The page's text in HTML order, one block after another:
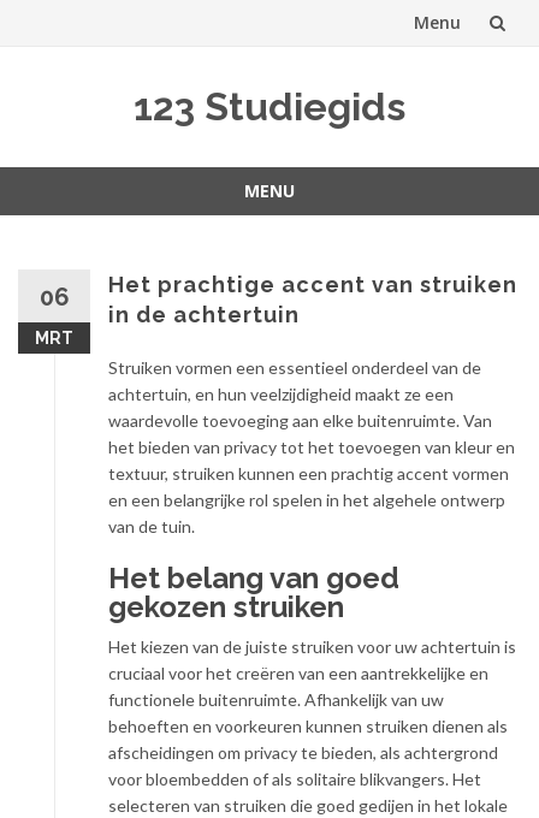
Menu
123 Studiegids
MENU
06
MRT
Het prachtige accent van struiken
in de achtertuin
Struiken vormen een essentieel onderdeel van de
achtertuin, en hun veelzijdigheid maakt ze een
waardevolle toevoeging aan elke buitenruimte. Van
het bieden van privacy tot het toevoegen van kleur en
textuur, struiken kunnen een prachtig accent vormen
en een belangrijke rol spelen in het algehele ontwerp
van de tuin.
Het belang van goed
gekozen struiken
Het kiezen van de juiste struiken voor uw achtertuin is
cruciaal voor het creëren van een aantrekkelijke en
functionele buitenruimte. Afhankelijk van uw
behoeften en voorkeuren kunnen struiken dienen als
afscheidingen om privacy te bieden, als achtergrond
voor bloembedden of als solitaire blikvangers. Het
selecteren van struiken die goed gedijen in het lokale